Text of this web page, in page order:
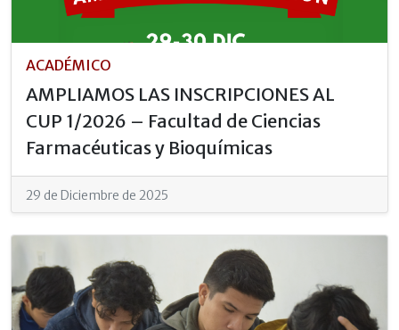
ACADÉMICO
AMPLIAMOS LAS INSCRIPCIONES AL
CUP 1/2026 – Facultad de Ciencias
Farmacéuticas y Bioquímicas
29 de Diciembre de 2025